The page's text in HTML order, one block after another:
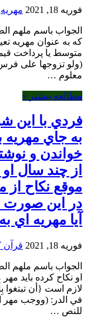
فوریه 18, 2021 مهریه
الجواب باسم ملهم
كه به عنوان مهريه
متوسط يا پرداخت
(ولو تزوجها على
معلوم …
مطالعه بیشتر »
فردي با این
به جاي مهريه
خواندن و
از چند سال
موقع نكاح
در اين صورت
آيا مهريه اي
فوریه 18, 2021 قرآن
الجواب باسم ملهم
او نكاح كرده بايد
لازم است {أن تبتغوا
في الدر: (ووجب مهر
للنص …